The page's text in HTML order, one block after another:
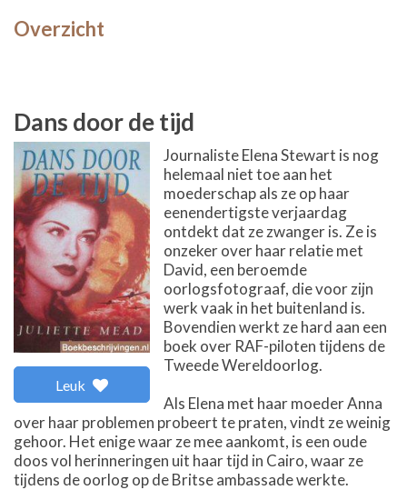
Overzicht
Dans door de tijd
Leuk
Journaliste Elena Stewart is nog
helemaal niet toe aan het
moederschap als ze op haar
eenendertigste verjaardag
ontdekt dat ze zwanger is. Ze is
onzeker over haar relatie met
David, een beroemde
oorlogsfotograaf, die voor zijn
werk vaak in het buitenland is.
Bovendien werkt ze hard aan een
boek over RAF-piloten tijdens de
Tweede Wereldoorlog.
Als Elena met haar moeder Anna
over haar problemen probeert te praten, vindt ze weinig
gehoor. Het enige waar ze mee aankomt, is een oude
doos vol herinneringen uit haar tijd in Cairo, waar ze
tijdens de oorlog op de Britse ambassade werkte.